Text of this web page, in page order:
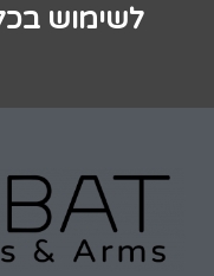
לשימוש